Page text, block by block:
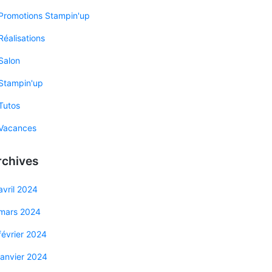
Stampin'up
2024
2024
2024
2024